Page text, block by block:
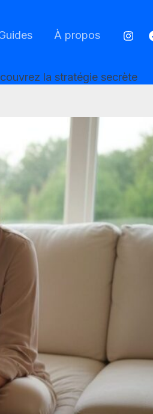
À propos
la stratégie secrète